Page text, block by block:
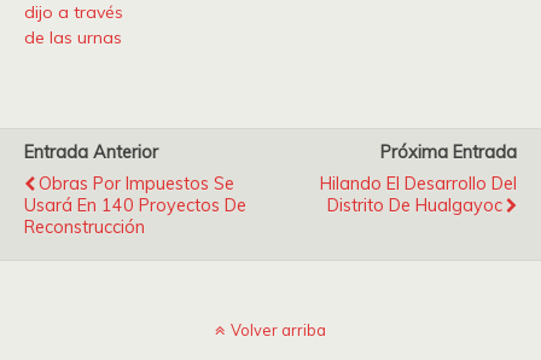
dijo a través
de las urnas
Entrada Anterior
Obras Por Impuestos Se
Usará En 140 Proyectos De
Reconstrucción
Próxima Entrada
Hilando El Desarrollo Del
Distrito De Hualgayoc
Volver arriba